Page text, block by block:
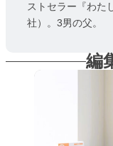
ストセラー『わた
社）。3男の父。
編